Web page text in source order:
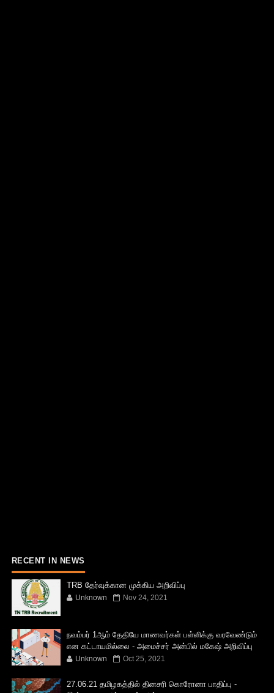
RECENT IN NEWS
TRB தேர்வுக்கான முக்கிய அறிவிப்பு
Unknown Nov 24, 2021
நவம்பர் 1ஆம் தேதியே மாணவர்கள் பள்ளிக்கு வரவேண்டும்
என கட்டாயமில்லை - அமைச்சர் அன்பில் மகேஷ் அறிவிப்பு
Unknown Oct 25, 2021
27.06.21 தமிழகத்தில் தினசரி கொரோனா பாதிப்பு -